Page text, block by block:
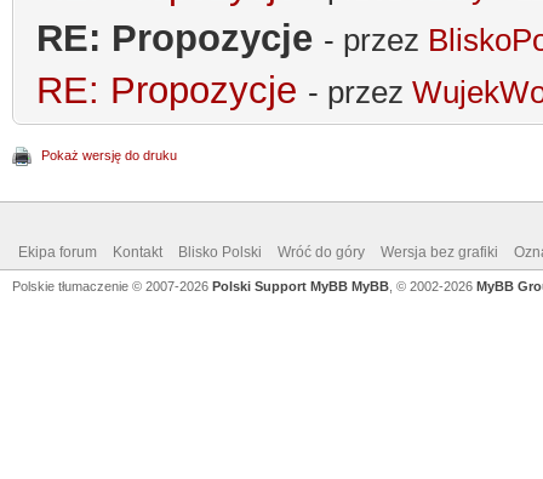
RE: Propozycje - przez
RE: Propozycje - przez
Pokaż wersję do druku
Ekipa forum Kontakt Blisko Polski Wróć do góry Wersja bez grafiki
Polskie tłumaczenie © 2007-2026 Polski Support MyBB MyBB , © 2002-2026 MyBB